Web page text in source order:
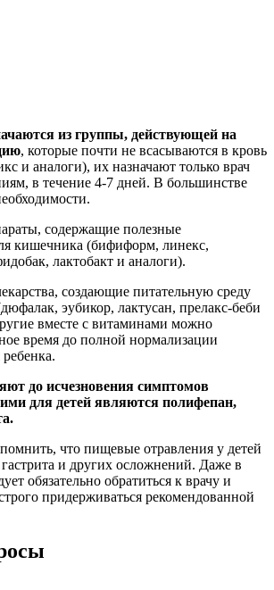
из группы, действующей на
, которые почти не всасываются в кровь
и аналоги), их назначают только врач
в течение 4-7 дней. В большинстве
содержащие полезные
кишечника (бифиформ, линекс,
лактобакт и аналоги).
создающие питательную среду
эубикор, лактусан, прелакс-беби
вместе с витаминами можно
время до полной нормализации
ребенка.
до исчезновения симптомов
для детей являются полифепан,
что пищевые отравления у детей
и других осложнений. Даже в
обязательно обратиться к врачу и
придерживаться рекомендованной